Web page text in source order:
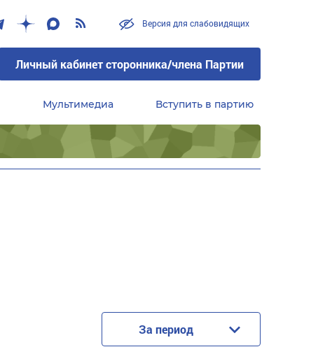
Версия для слабовидящих
Личный кабинет сторонника/члена Партии
Мультимедиа Вступить в партию
За период